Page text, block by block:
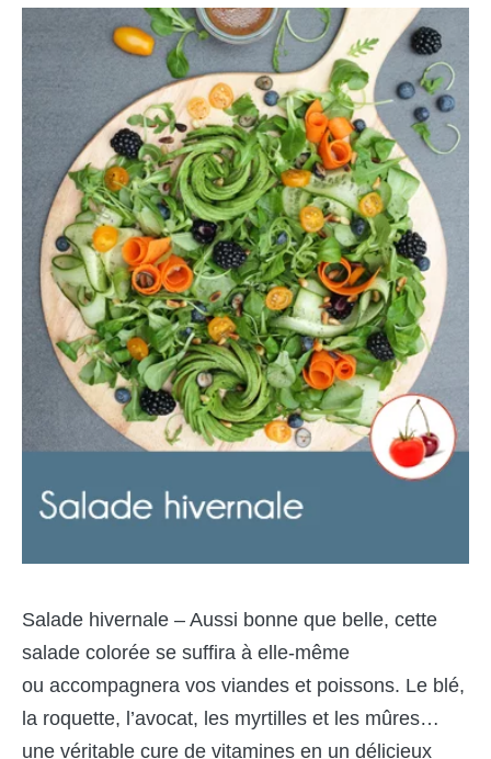
Salade hivernale – Aussi bonne que belle, cette
salade colorée se suffira à elle-même
ou accompagnera vos viandes et poissons. Le blé,
la roquette, l’avocat, les myrtilles et les mûres…
une véritable cure de vitamines en un délicieux